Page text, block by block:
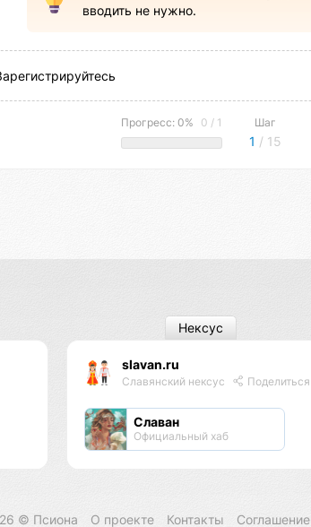
вводить не нужно.
Прогресс: 0% 0 / 1 Шаг
1 / 15
slavan.ru
Славянский нексус Поделиться
Славан
Официальный хаб
Нексус
© Псиона О проекте Контакты Соглашение